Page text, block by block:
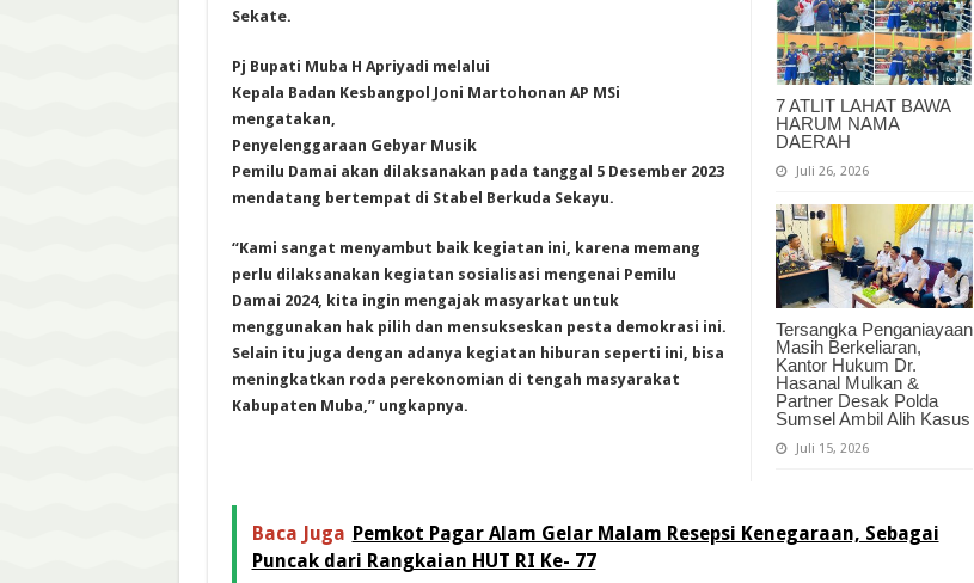
7 ATLIT LAHAT BAWA
HARUM NAMA
DAERAH
Juli 26, 2026
Tersangka Penganiayaan
Masih Berkeliaran,
Kantor Hukum Dr.
Hasanal Mulkan &
Partner Desak Polda
Sumsel Ambil Alih Kasus
Juli 15, 2026
Sekate.
Pj Bupati Muba H Apriyadi melalui
Kepala Badan Kesbangpol Joni Martohonan AP MSi
mengatakan,
Penyelenggaraan Gebyar Musik
Pemilu Damai akan dilaksanakan pada tanggal 5 Desember 2023
mendatang bertempat di Stabel Berkuda Sekayu.
“Kami sangat menyambut baik kegiatan ini, karena memang
perlu dilaksanakan kegiatan sosialisasi mengenai Pemilu
Damai 2024, kita ingin mengajak masyarkat untuk
menggunakan hak pilih dan mensukseskan pesta demokrasi ini.
Selain itu juga dengan adanya kegiatan hiburan seperti ini, bisa
meningkatkan roda perekonomian di tengah masyarakat
Kabupaten Muba,” ungkapnya.
Baca Juga Pemkot Pagar Alam Gelar Malam Resepsi Kenegaraan, Sebagai
Puncak dari Rangkaian HUT RI Ke- 77